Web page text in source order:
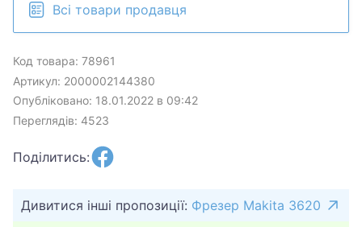
Всі товари продавця
Код товара: 78961
Артикул: 2000002144380
Опубліковано: 18.01.2022 в 09:42
Переглядів: 4523
Поділитись:
Дивитися інші пропозиції: Фрезер Makita 3620